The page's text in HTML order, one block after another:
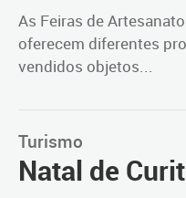
As Feiras de
oferecem diferentes
vendidos objetos...
Turismo
Natal de